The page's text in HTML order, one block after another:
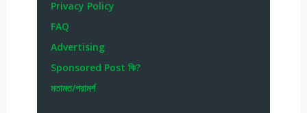
Privacy Policy
FAQ
Advertising
Sponsored Post কি?
মতামত/পরামর্শ